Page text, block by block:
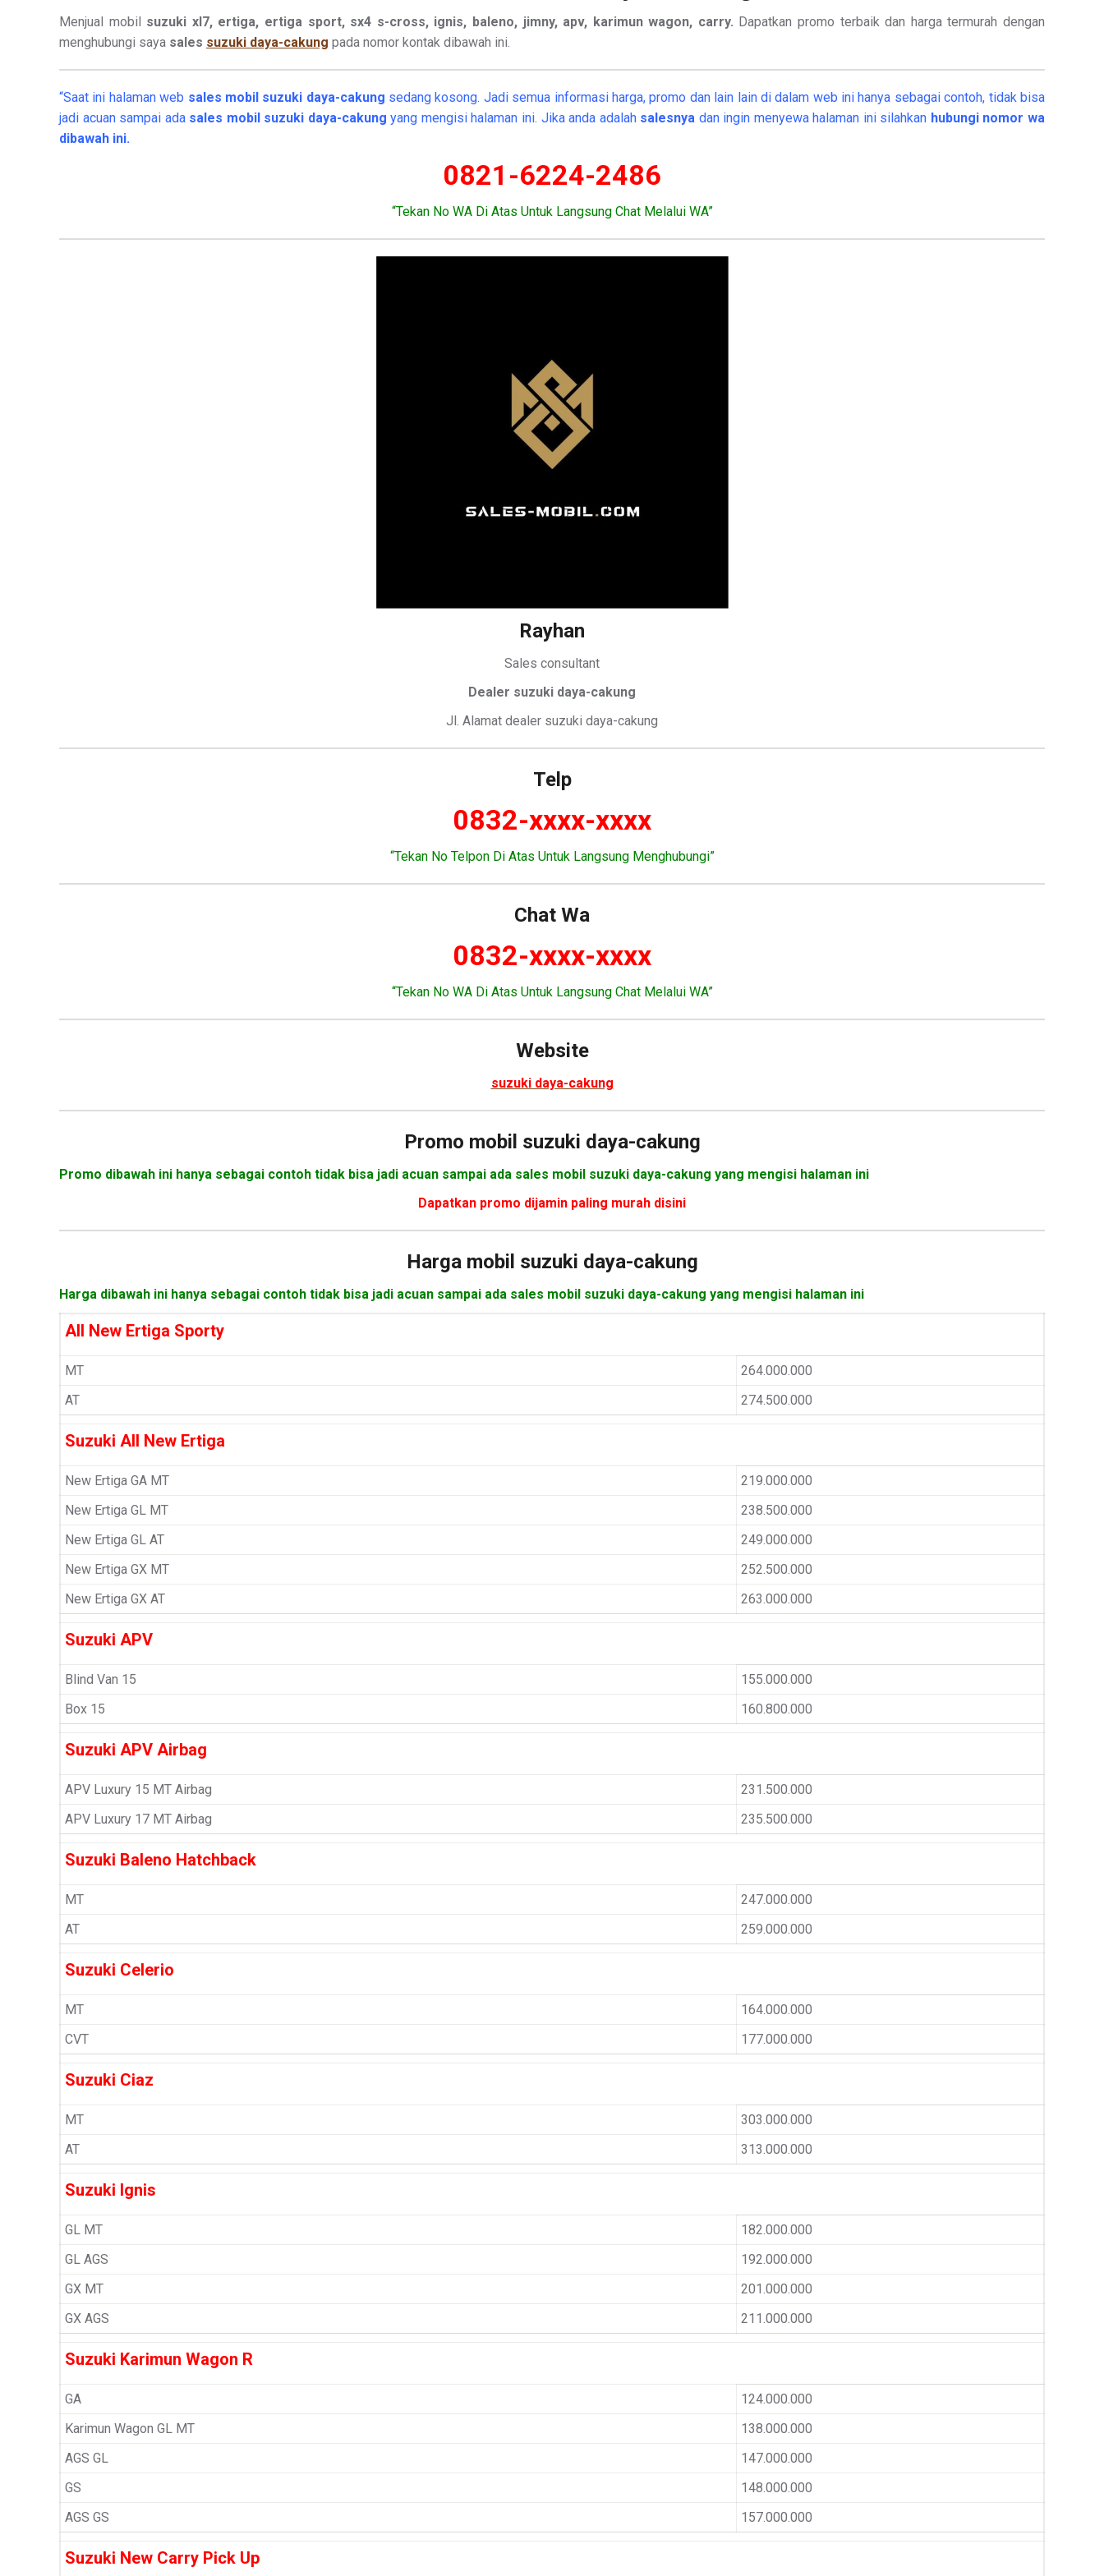
Menjual mobil suzuki xl7, ertiga, ertiga sport, sx4 s-cross, ignis, baleno, jimny, apv, karimun wagon, carry. Dapatkan promo terbaik dan harga termurah dengan
menghubungi saya sales suzuki daya-cakung pada nomor kontak dibawah ini.
“Saat ini halaman web sales mobil suzuki daya-cakung sedang kosong. Jadi semua informasi harga, promo dan lain lain di dalam web ini hanya sebagai contoh, tidak bisa
jadi acuan sampai ada sales mobil suzuki daya-cakungyang mengisi halaman ini. Jika anda adalah salesnya dan ingin menyewa halaman ini silahkan hubungi nomor wa
dibawah ini.
0821-6224-2486
“Tekan No WA Di Atas Untuk Langsung Chat Melalui WA”
Rayhan
Sales consultant
Dealer suzuki daya-cakung
Jl. Alamat dealer suzuki daya-cakung
Telp
0832-xxxx-xxxx
“Tekan No Telpon Di Atas Untuk Langsung Menghubungi”
Chat Wa
0832-xxxx-xxxx
“Tekan No WA Di Atas Untuk Langsung Chat Melalui WA”
Website
suzuki daya-cakung
Promo mobil suzuki daya-cakung
Promo dibawah ini hanya sebagai contoh tidak bisa jadi acuan sampai ada sales mobil suzuki daya-cakung yang mengisi halaman ini
Dapatkan promo dijamin paling murah disini
Harga mobil suzuki daya-cakung
Harga dibawah ini hanya sebagai contoh tidak bisa jadi acuan sampai ada sales mobil suzuki daya-cakung yang mengisi halaman ini
All New Ertiga Sporty
MT
264.000.000
AT
274.500.000
Suzuki All New Ertiga
New Ertiga GA MT
219.000.000
New Ertiga GL MT
238.500.000
New Ertiga GL AT
249.000.000
New Ertiga GX MT
252.500.000
New Ertiga GX AT
263.000.000
Suzuki APV
Blind Van 15
155.000.000
Box 15
160.800.000
Suzuki APV Airbag
APV Luxury 15 MT Airbag
231.500.000
APV Luxury 17 MT Airbag
235.500.000
Suzuki Baleno Hatchback
MT
247.000.000
AT
259.000.000
Suzuki Celerio
MT
164.000.000
CVT
177.000.000
Suzuki Ciaz
MT
303.000.000
AT
313.000.000
Suzuki Ignis
GL MT
182.000.000
GL AGS
192.000.000
GX MT
201.000.000
GX AGS
211.000.000
Suzuki Karimun Wagon R
GA
124.000.000
Karimun Wagon GL MT
138.000.000
AGS GL
147.000.000
GS
148.000.000
AGS GS
157.000.000
Suzuki New Carry Pick Up